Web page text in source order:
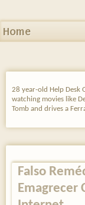
Home
28 year-old Help Desk
watching movies like
Tomb and drives a
Falso
Emagrecer